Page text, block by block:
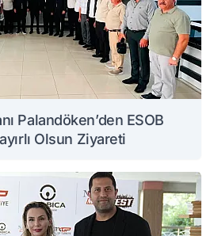
Palandöken’den ESOB
Olsun Ziyareti